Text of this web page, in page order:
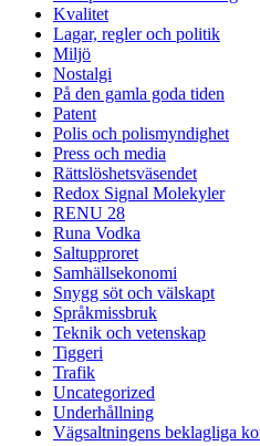
Kvalitet
Lagar, regler och politik
Miljö
Nostalgi
På den gamla goda tiden
Patent
Polis och polismyndighet
Press och media
Rättslöshetsväsendet
Redox Signal Molekyler
RENU 28
Runa Vodka
Saltupproret
Samhällsekonomi
Snygg söt och välskapt
Språkmissbruk
Teknik och vetenskap
Tiggeri
Trafik
Uncategorized
Underhållning
Vägsaltningens beklagliga